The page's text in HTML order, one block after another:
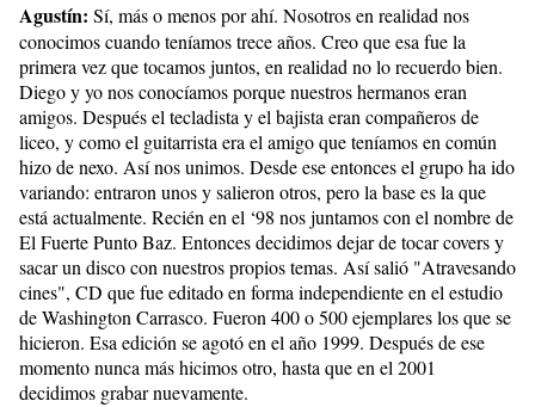
Agustín: Sí, más o menos por ahí. Nosotros en realidad nos
conocimos cuando teníamos trece años. Creo que esa fue la
primera vez que tocamos juntos, en realidad no lo recuerdo bien.
Diego y yo nos conocíamos porque nuestros hermanos eran
amigos. Después el tecladista y el bajista eran compañeros de
liceo, y como el guitarrista era el amigo que teníamos en común
hizo de nexo. Así nos unimos. Desde ese entonces el grupo ha ido
variando: entraron unos y salieron otros, pero la base es la que
está actualmente. Recién en el ‘98 nos juntamos con el nombre de
El Fuerte Punto Baz. Entonces decidimos dejar de tocar covers y
sacar un disco con nuestros propios temas. Así salió "Atravesando
cines", CD que fue editado en forma independiente en el estudio
de Washington Carrasco. Fueron 400 o 500 ejemplares los que se
hicieron. Esa edición se agotó en el año 1999. Después de ese
momento nunca más hicimos otro, hasta que en el 2001
decidimos grabar nuevamente.